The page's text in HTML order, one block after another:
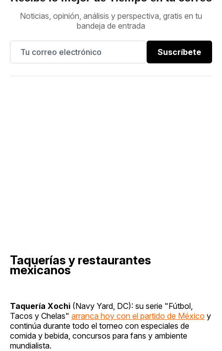
Noticias, opinión, análisis y perspectiva, gratis en tu
bandeja de entrada
Suscríbete
Taquerías y restaurantes
mexicanos
Taquería Xochi (Navy Yard, DC): su serie "Fútbol,
Tacos y Chelas" arranca hoy con el partido de México y
continúa durante todo el torneo con especiales de
comida y bebida, concursos para fans y ambiente
mundialista.